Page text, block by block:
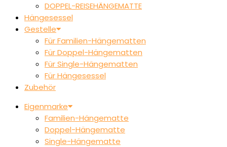
DOPPEL-REISEHÄNGEMATTE
Hängesessel
Gestelle
Für Familien-Hängematten
Für Doppel-Hängematten
Für Single-Hängematten
Für Hängesessel
Zubehör
Eigenmarke
Familien-Hängematte
Doppel-Hängematte
Single-Hängematte